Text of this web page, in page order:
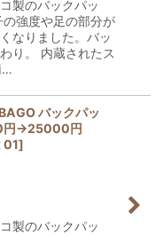
製のバックパッ
強度や足の部分が
なりました。バッ
り。 内蔵されたス
…
バックパッ
→25000円
01]
製のバックパッ